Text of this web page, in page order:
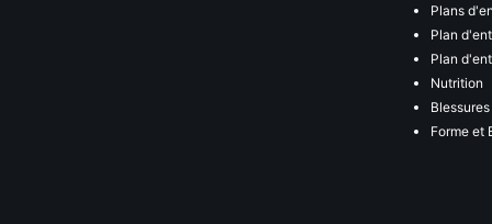
Plans
Plan
Plan
Nutrition
Forme et